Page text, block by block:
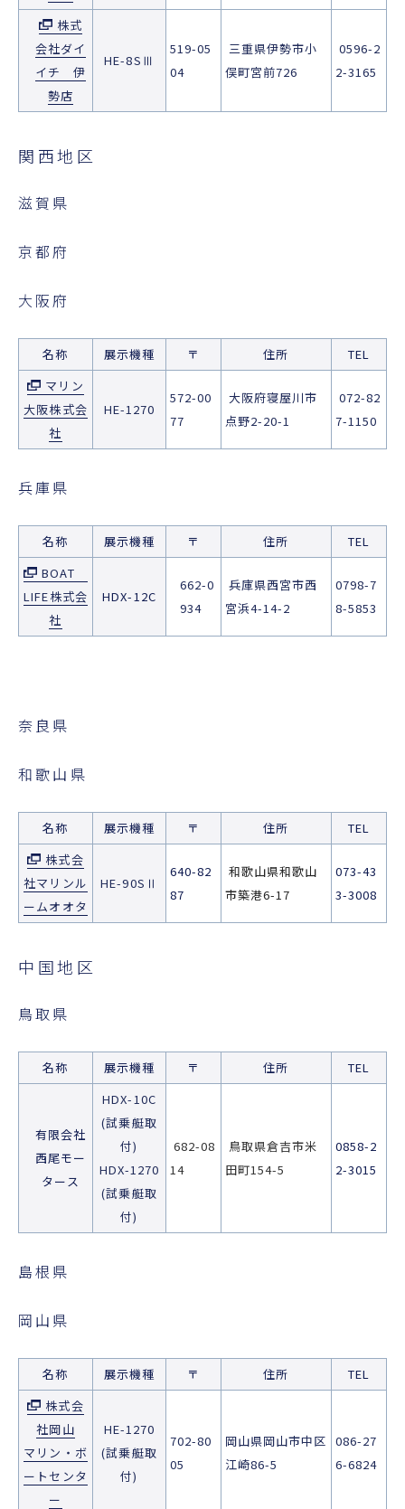
株式
会社ダイ
イチ 伊
勢店
HE-8SⅢ
519-05
04
三重県伊勢市小
俣町宮前726
0596-2
2-3165
関西地区
滋賀県
京都府
大阪府
名称 展示機種 〒 住所
TEL
マリン
大阪株式会
社
HE-1270
572-00
77
大阪府寝屋川市
点野2-20-1
072-82
7-1150
兵庫県
名称 展示機種 〒 住所
TEL
BOAT
LIFE株式会
社
HDX-12C
662-0
934
兵庫県西宮市西
宮浜4-14-2
0798-7
8-5853
奈良県
和歌山県
名称 展示機種 〒 住所
TEL
株式会
社マリンル
ームオオタ
HE-90SⅡ
640-82
87
和歌山県和歌山
市築港6-17
073-43
3-3008
中国地区
鳥取県
名称 展示機種 〒 住所 TEL
有限会社
西尾モー
タース
HDX-10C
(試乗艇取
付)
HDX-1270
(試乗艇取
付)
682-08
14
鳥取県倉吉市米
田町154-5
0858-2
2-3015
島根県
岡山県
名称 展示機種 〒 住所
TEL
株式会
社岡山
マリン・ボ
ートセンタ
ー
HE-1270
(試乗艇取
付)
702-80
05
岡山県岡山市中区
江崎86-5
086-27
6-6824